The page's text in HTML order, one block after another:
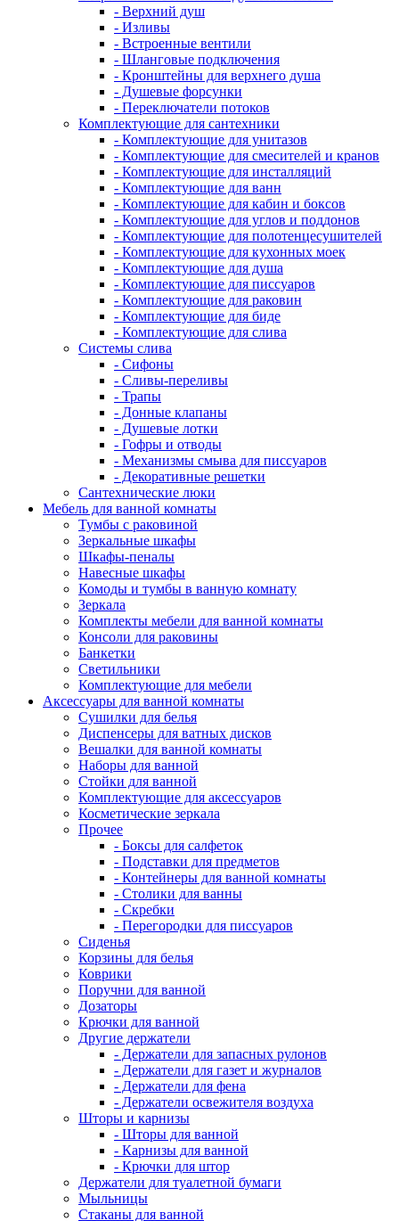
- Верхний душ
- Изливы
- Встроенные вентили
- Шланговые подключения
- Кронштейны для верхнего душа
- Душевые форсунки
- Переключатели потоков
Комплектующие для сантехники
- Комплектующие для унитазов
- Комплектующие для смесителей и кранов
- Комплектующие для инсталляций
- Комплектующие для ванн
- Комплектующие для кабин и боксов
- Комплектующие для углов и поддонов
- Комплектующие для полотенцесушителей
- Комплектующие для кухонных моек
- Комплектующие для душа
- Комплектующие для писсуаров
- Комплектующие для раковин
- Комплектующие для биде
- Комплектующие для слива
Системы слива
- Сифоны
- Сливы-переливы
- Трапы
- Донные клапаны
- Душевые лотки
- Гофры и отводы
- Механизмы смыва для писсуаров
- Декоративные решетки
Сантехнические люки
Мебель для ванной комнаты
Тумбы с раковиной
Зеркальные шкафы
Шкафы-пеналы
Навесные шкафы
Комоды и тумбы в ванную комнату
Зеркала
Комплекты мебели для ванной комнаты
Консоли для раковины
Банкетки
Светильники
Комплектующие для мебели
Аксессуары для ванной комнаты
Сушилки для белья
Диспенсеры для ватных дисков
Вешалки для ванной комнаты
Наборы для ванной
Стойки для ванной
Комплектующие для аксессуаров
Косметические зеркала
Прочее
- Боксы для салфеток
- Подставки для предметов
- Контейнеры для ванной комнаты
- Столики для ванны
- Скребки
- Перегородки для писсуаров
Сиденья
Корзины для белья
Коврики
Поручни для ванной
Дозаторы
Крючки для ванной
Другие держатели
- Держатели для запасных рулонов
- Держатели для газет и журналов
- Держатели для фена
- Держатели освежителя воздуха
Шторы и карнизы
- Шторы для ванной
- Карнизы для ванной
- Крючки для штор
Держатели для туалетной бумаги
Мыльницы
Стаканы для ванной